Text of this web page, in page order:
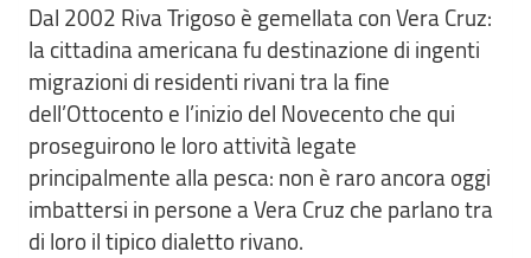
Dal 2002 Riva Trigoso è gemellata con Vera Cruz:
la cittadina americana fu destinazione di ingenti
migrazioni di residenti rivani tra la fine
dell’Ottocento e l’inizio del Novecento che qui
proseguirono le loro attività legate
principalmente alla pesca: non è raro ancora oggi
imbattersi in persone a Vera Cruz che parlano tra
di loro il tipico dialetto rivano.